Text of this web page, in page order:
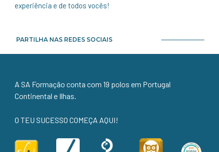
experiência e de todos vocês!
PARTILHA NAS REDES SOCIAIS
A SA Formação conta com 19 polos em Portugal
Continental e Ilhas.
O TEU SUCESSO COMEÇA AQUI!